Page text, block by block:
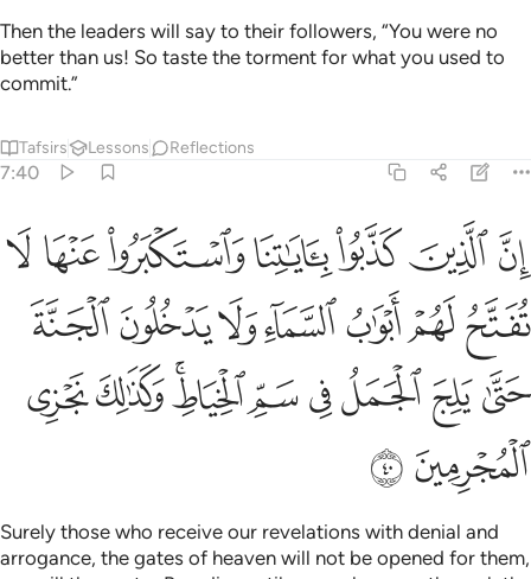
Then the leaders will say to their followers, “You were no
better than us! So taste the torment for what you used to
commit.”
Tafsirs Lessons Reflections
7:40
ان الذين كذبوا باياتنا واستكبروا عنها لا تفتح لهم ابواب السماء
إِنَّ ٱلَّذِينَ كَذَّبُوا۟ بِـَٔايَـٰتِنَا وَٱسْتَكْبَرُوا۟ عَنْهَا لَا تُفَتَّحُ
ﱼﱽﱾﱿﲀﲁﲂ
ﲃﲄﲅﲆﲇﲈﲉ
ﲊﲋﲌﲍﲎﲏﲐﲑﲒ
ﲓﲔ
Surely those who receive our revelations with denial and
arrogance, the gates of heaven will not be opened for them,